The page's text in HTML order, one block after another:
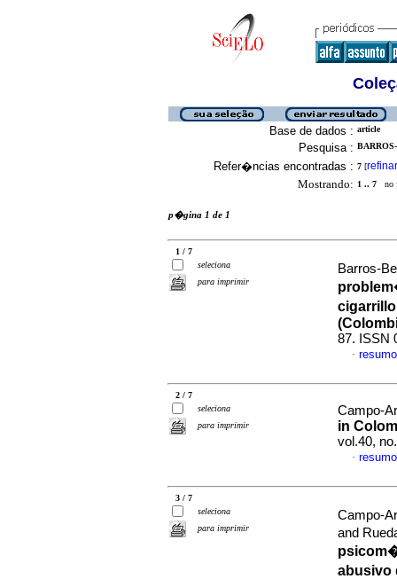
Base de dados : article
Pesquisa :
Refer�ncias encontradas : 7 [refinar
Mostrando: 1 .. 7 no
p�gina 1 de 1
1 / 7
seleciona
para imprimir
Barros-
87. ISSN
·
2 / 7
seleciona
para imprimir
Campo-
in
vol.40,
·
3 / 7
seleciona
para imprimir
Campo-
and
abusivo